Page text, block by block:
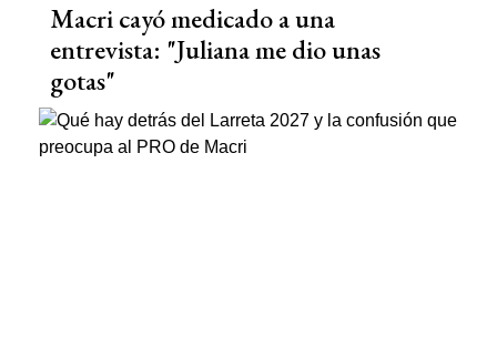
Macri cayó medicado a una
entrevista: "Juliana me dio unas
gotas"